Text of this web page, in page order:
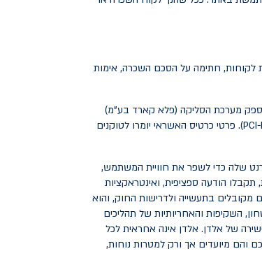
לקוחות, חתימה על הסכם השכרה, אימות
מערכת הסליקה (פלא קארד בע"מ)
ולחברת הסליקה הרלוונטית לצורך חיוב תשלומי הלקוח, ויישמרו על ידי ספק מערכת הסליקה בהתאם לחוק ולסטנדרטים המקובלים (לרבות תקן PCI-DSS). פרטי כרטיס האשראי יומרו לטוקנים
שלה כדי לשפר את חוויית המשתמש,
הודעה ספציפית, ואינטראקציות
מקובלים בתעשייה ולדרישות החוק, והוא
השקיפות והאחריותיות של תהליכים
של אלדן. אלדן אינה אחראית לכל
והם מיועדים אך ורק למטרות נוחות,